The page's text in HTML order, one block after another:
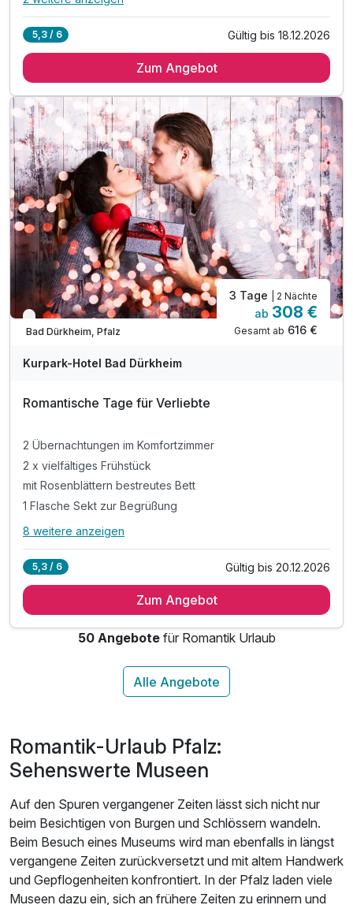
Alle Inklusivleistungen
2 x Frühstück vom reichhaltigen Büffet
1 x vorweihnachtliches 4-Gang-Menü am Kamin
1 x Besuch einer der romantischen Weihnachtsmärkte
inkl. Nutzung des Saunabereichs
5,3 / 6 Gültig bis 18.12.2026
Zum Angebot
Verfügbar bis Dezember
Bad Dürkheim, Pfalz
3 Tage | 2 Nächte
ab 308 €
Gesamt ab 616 €
Kurpark-Hotel Bad Dürkheim
Romantische Tage für Verliebte
2 Übernachtungen im Komfortzimmer
2 x vielfältiges Frühstück
mit Rosenblättern bestreutes Bett
1 Flasche Sekt zur Begrüßung
Alle Inklusivleistungen
2 x vielfältiges Frühstück
1 Flasche Sekt zur Begrüßung
1 x 4-Gang-Candle-Light-Dinner
inkl. Nutzung des Wellness- & Fitnessbereichs
inkl. Leihbademantel und Saunatasche
inkl. WLAN
8 weitere anzeigen
5,3 / 6 Gültig bis 20.12.2026
Zum Angebot
50 Angebotefür Romantik Urlaub
Romantik-Urlaub Pfalz:
Sehenswerte Museen
Auf den Spuren vergangener Zeiten lässt sich nicht nur
beim Besichtigen von Burgen und Schlössern wandeln.
Beim Besuch eines Museums wird man ebenfalls in längst
vergangene Zeiten zurückversetzt und mit altem Handwerk
und Gepflogenheiten konfrontiert. In der Pfalz laden viele
Museen dazu ein, sich an frühere Zeiten zu erinnern und